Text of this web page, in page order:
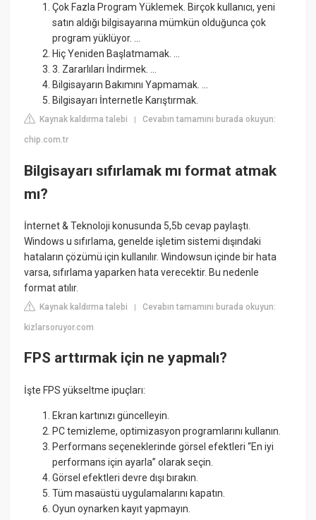
Çok Fazla Program Yüklemek. Birçok kullanıcı, yeni
satın aldığı bilgisayarına mümkün olduğunca çok
program yüklüyor. ...
Hiç Yeniden Başlatmamak. ...
3. Zararlıları İndirmek. ...
Bilgisayarın Bakımını Yapmamak. ...
Bilgisayarı İnternetle Karıştırmak.
Kaynak kaldırma talebi |Cevabın tamamını burada okuyun:
chip.com.tr
Bilgisayarı sıfırlamak mı format atmak
mı?
İnternet & Teknoloji konusunda 5,5b cevap paylaştı.
Windows u sıfırlama, genelde işletim sistemi dışındaki
hataların çözümü için kullanılır. Windowsun içinde bir hata
varsa, sıfırlama yaparken hata verecektir. Bu nedenle
format atılır.
Kaynak kaldırma talebi |Cevabın tamamını burada okuyun:
kizlarsoruyor.com
FPS arttırmak için ne yapmalı?
İşte FPS yükseltme ipuçları:
Ekran kartınızı güncelleyin.
PC temizleme, optimizasyon programlarını kullanın.
Performans seçeneklerinde görsel efektleri “En iyi
performans için ayarla” olarak seçin.
Görsel efektleri devre dışı bırakın.
Tüm masaüstü uygulamalarını kapatın.
Oyun oynarken kayıt yapmayın.